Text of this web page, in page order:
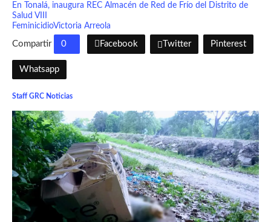
En Tonalá, inaugura REC Almacén de Red de Frío del Distrito de
Salud VIII
FeminicidioVictoria Arreola
Compartir 0 Facebook Twitter Pinterest
Whatsapp
Staff GRC Noticias